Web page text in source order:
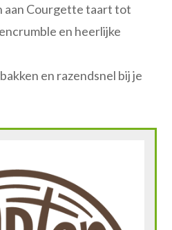
aan Courgette taart tot
en heerlijke
en razendsnel bij je